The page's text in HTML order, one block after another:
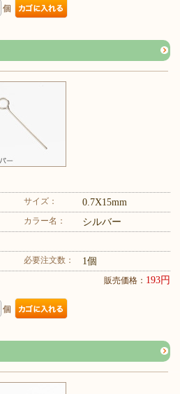
個
サイズ： 0.7X15mm
カラー名： シルバー
必要注文数： 1個
販売価格： 193円
個